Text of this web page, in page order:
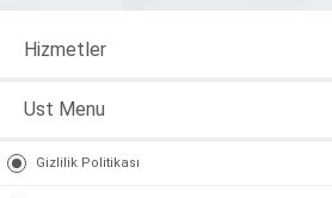
Hizmetler
Ust Menu
Gizlilik Politikası